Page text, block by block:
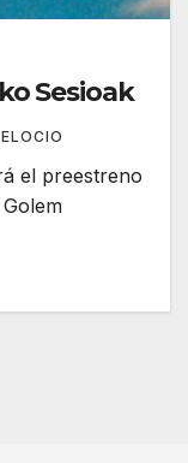
Sesioak
el preestreno